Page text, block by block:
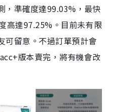
，準確度達99.03%，最快
高達97.25%。目前未有限
可留意。不過訂單預計會
版本賣完，將有機會改